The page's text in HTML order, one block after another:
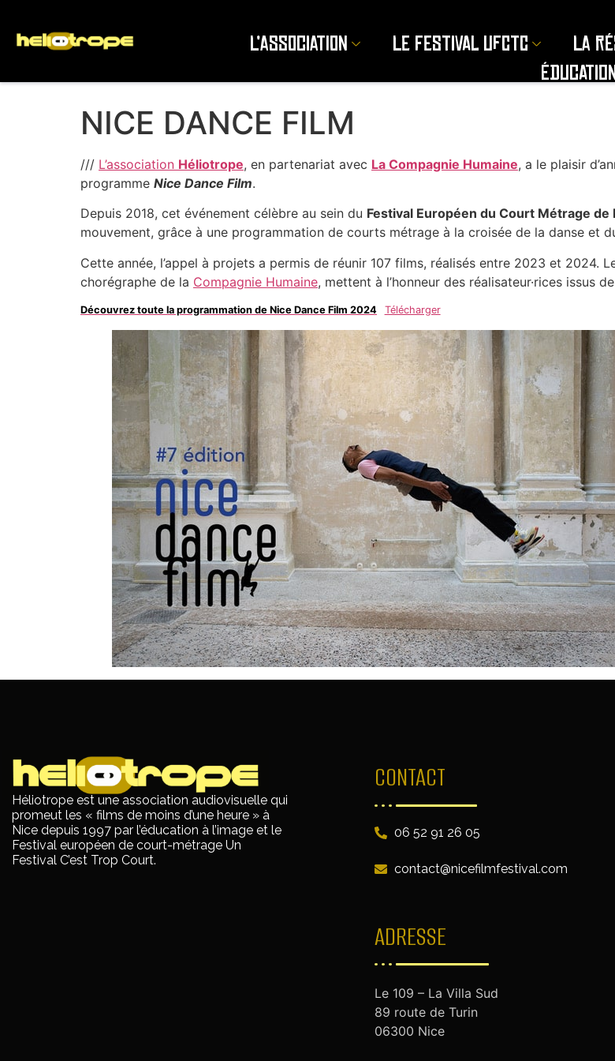
L’association Le Festival UFCTC La
NICE DANCE FILM
/// L’association Héliotrope, en partenariat avec La Compagnie Humaine, a le plaisir
programme Nice Dance Film.
Depuis 2018, cet événement célèbre au sein du Festival Européen du Court Métrage de
mouvement, grâce à une programmation de courts métrage à la croisée de la danse et
Cette année, l’appel à projets a permis de réunir 107 films, réalisés entre 2023 et 2024.
chorégraphe de la Compagnie Humaine, mettent à l’honneur des réalisateur·rices issus
Découvrez toute la programmation de Nice Dance Film 2024 Télécharger
Héliotrope est une association audiovisuelle qui
promeut les « films de moins d’une heure » à
Nice depuis 1997 par l’éducation à l’image et le
Festival européen de court-métrage Un
Festival C’est Trop Court.
CONTACT
06 52 91 26 05
contact@nicefilmfestival.com
ADRESSE
Le 109 – La Villa Sud
89 route de Turin
06300 Nice